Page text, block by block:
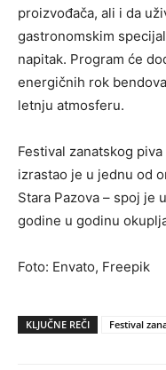
proizvođača, ali i da
gastronomskim
napitak. Program će
energičnih rok
letnju atmosferu.
Festival zanatskog
izrastao je u jednu od
Stara Pazova – spoj je
godine u godinu
Foto: Envato, Freepik
KLJUČNE REČI Festival